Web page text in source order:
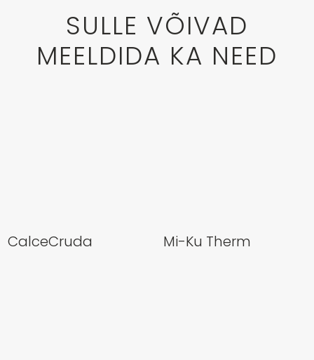
SULLE VÕIVAD
MEELDIDA KA NEED
CalceCruda Mi-Ku Therm